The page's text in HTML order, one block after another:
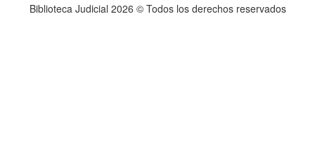
Biblioteca Judicial 2026 © Todos los derechos reservados